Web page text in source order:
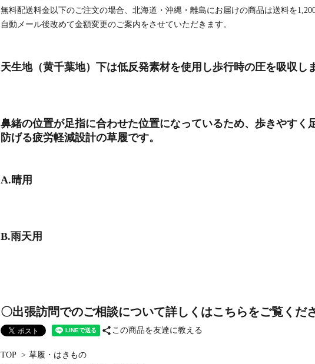
無料配送料金以下のご注文の場合、北海道・沖縄・離島にお届けの商品は送料を
自動メール後改めて金額変更のご案内をさせていただきます。
天生地（黄千葉地）下は低反発素材を使用し歩行時の圧を吸収し
鼻緒の位置が足指に合わせた位置になっているため、歩きやすく
防げる疲労軽減設計の草履です。
A.晴用
B.雨天用
〇出張訪問でのご相談について詳しくはこちらをご覧くだ
share この商品を友達に教える
TOP > 草履・はきもの